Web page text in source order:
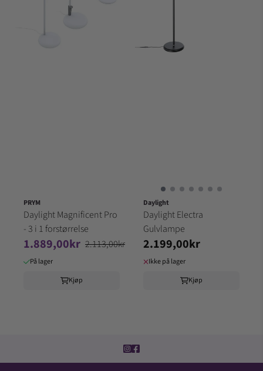
PRYM
Daylight Magnificent Pro
- 3 i 1 forstørrelse
1.889,00kr 2.113,00kr
På lager
Kjøp
Daylight
Daylight Electra
Gulvlampe
2.199,00kr
Ikke på lager
Kjøp